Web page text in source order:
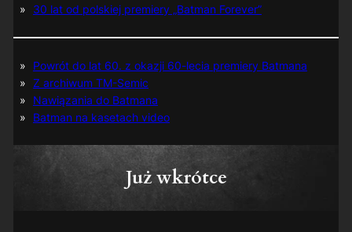
30 lat od polskiej premiery „Batman Forever”
Powrót do lat 60. z okazji 60-lecia premiery Batmana
Z archiwum TM-Semic
Nawiązania do Batmana
Batman na kasetach video
Już wkrótce